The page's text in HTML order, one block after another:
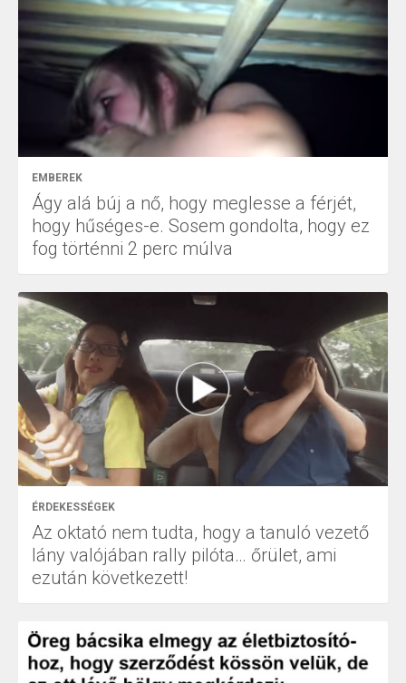
EMBEREK
Ágy alá búj a nő, hogy meglesse a férjét,
hogy hűséges-e. Sosem gondolta, hogy ez
fog történni 2 perc múlva
ÉRDEKESSÉGEK
Az oktató nem tudta, hogy a tanuló vezető
lány valójában rally pilóta… őrület, ami
ezután következett!